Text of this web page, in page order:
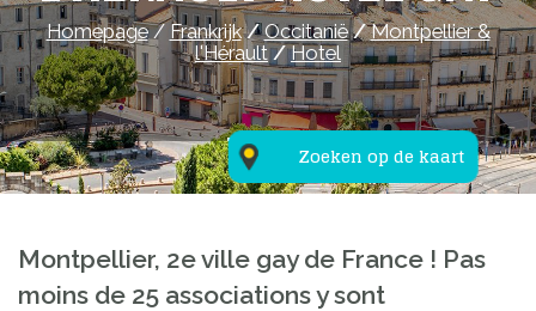
Zoeken op de kaart
Homepage/ Frankrijk/Occitanië/Montpellier &
l'Hérault/Hotel
Montpellier, 2e ville gay de France ! Pas
moins de 25 associations y sont